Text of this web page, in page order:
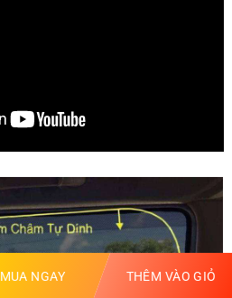
MUA NGAY THÊM VÀO GIỎ